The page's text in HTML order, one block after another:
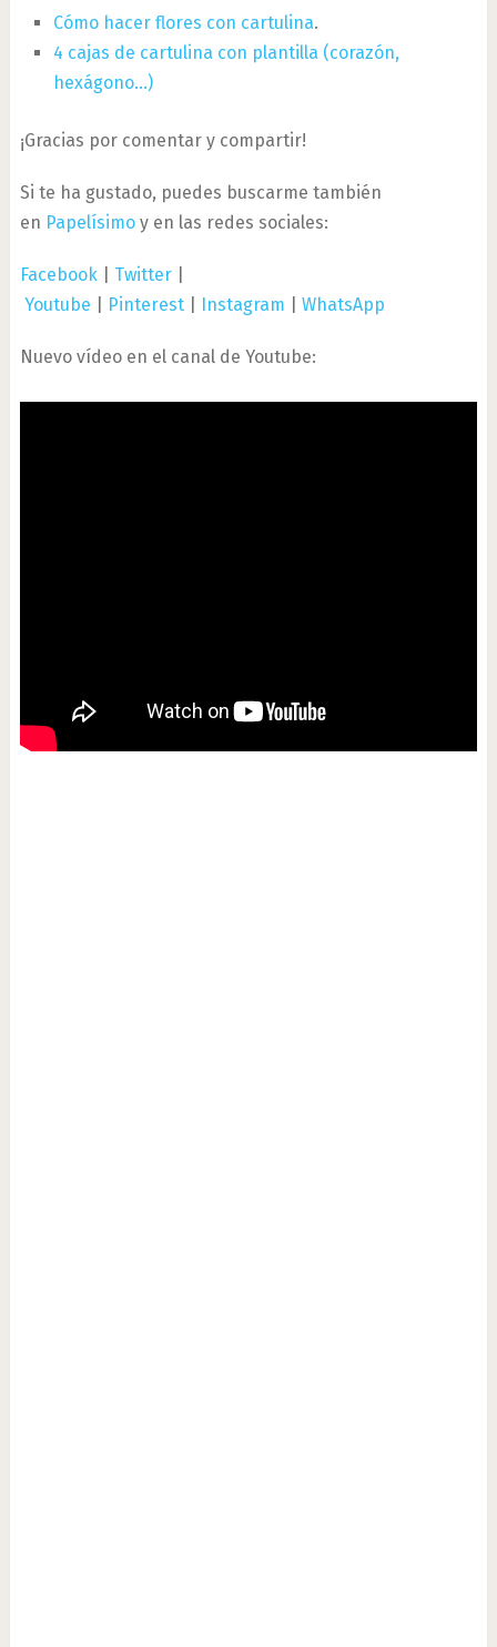
Cómo hacer flores con cartulina.
4 cajas de cartulina con plantilla (corazón,
hexágono…)
¡Gracias por comentar y compartir!
Si te ha gustado, puedes buscarme también
en Papelísimoy en las redes sociales:
Facebook| Twitter
Youtube
Pinterest| Instagram WhatsApp
Nuevo vídeo en el canal de Youtube: